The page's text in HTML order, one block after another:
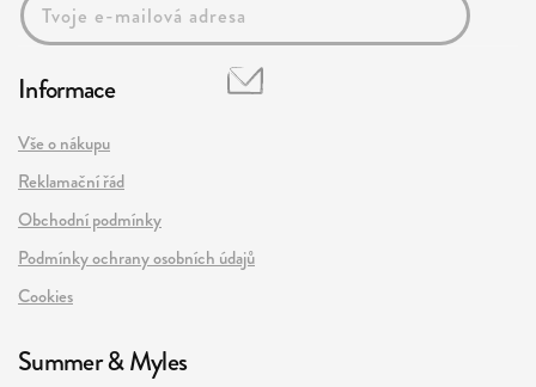
Informace
Vše o nákupu
Reklamační řád
Obchodní podmínky
Podmínky ochrany osobních údajů
Cookies
Summer & Myles